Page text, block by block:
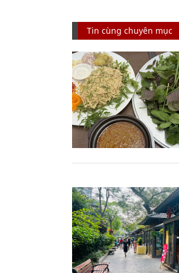
Tin cùng chuyên mục